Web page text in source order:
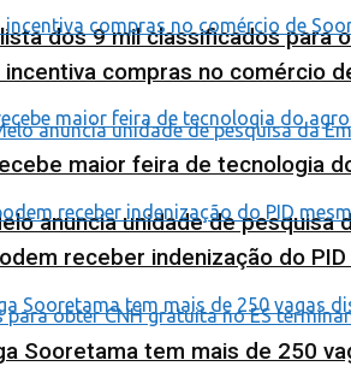
dos 9 mil classificados para
anuncia unidade de pesquisa
compras no comércio
maior feira de tecnologia
receber indenização do
Sooretama tem mais de 250